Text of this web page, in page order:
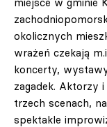
okolicznych
wrażeń czekają
koncerty,
zagadek. Aktorzy
trzech scenach,
spektakle